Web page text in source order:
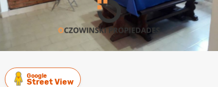
Google
Street View